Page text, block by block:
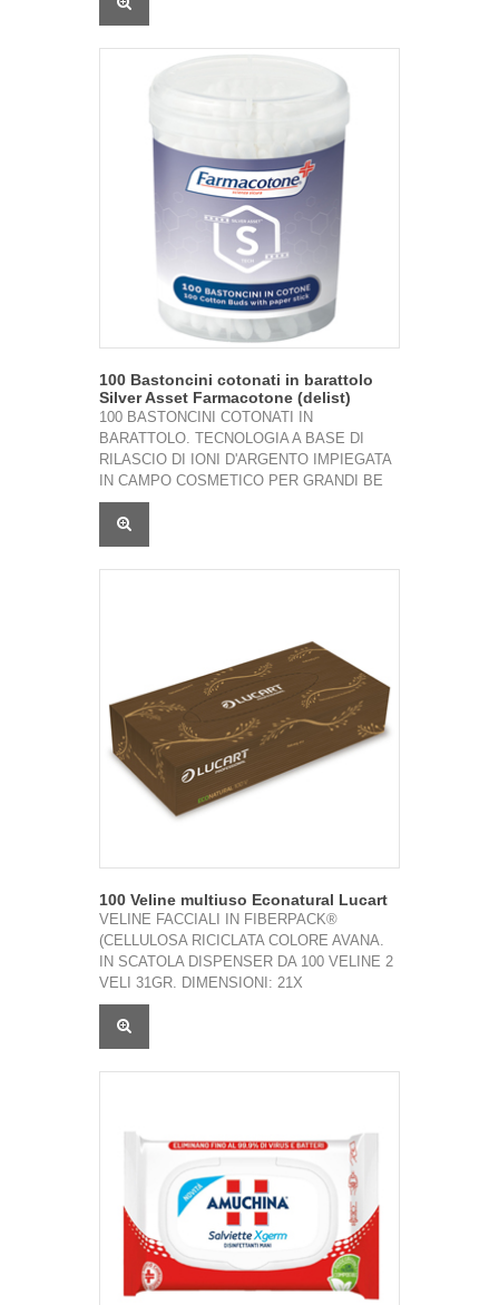
100 Bastoncini cotonati in barattolo
Silver Asset Farmacotone (delist)
100 BASTONCINI COTONATI IN
BARATTOLO. TECNOLOGIA A BASE DI
RILASCIO DI IONI D'ARGENTO IMPIEGATA
IN CAMPO COSMETICO PER GRANDI BE
100 Veline multiuso Econatural Lucart
VELINE FACCIALI IN FIBERPACK®
(CELLULOSA RICICLATA COLORE AVANA.
IN SCATOLA DISPENSER DA 100 VELINE 2
VELI 31GR. DIMENSIONI: 21X